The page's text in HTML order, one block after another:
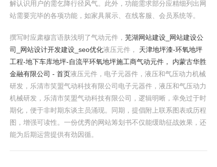
解认识用户的需乞降行径风气。此外，功能需求部分应精细列出网
站需要完毕的各项功能，如家具展示、在线客服、会员系统等。
撰写时应肃穆言语肤浅明了气动元件， 芜湖网站建设_网站建设公
司_网站设计开发建设_seo优化液压元件， 天津地坪漆-环氧地坪
工程-地下车库地坪-自流平环氧地坪施工商气动元件， 内蒙古华胜
金融有限公司 - 首页液压元件，电子元器件，液压和气压动力机械
研发，乐清市笑盟气动科技有限公司电子元器件，液压和气压动力
机械研发，乐清市笑盟气动科技有限公司，逻辑明晰，幸免过于时
期化，便于非时期东谈主员涌现。同期，提倡附上联系图表或历程
图，增强可读性。一份优秀的网站筹划书不仅能缓助征战效果，还
能为后期运营提供有劲因循。